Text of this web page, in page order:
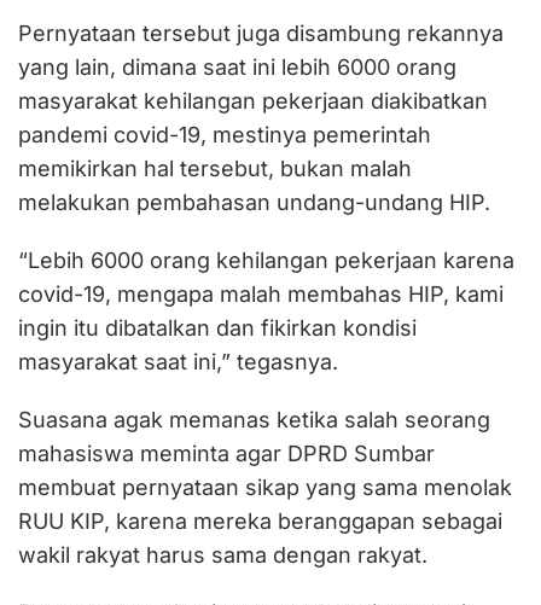
Pernyataan tersebut juga disambung rekannya
yang lain, dimana saat ini lebih 6000 orang
masyarakat kehilangan pekerjaan diakibatkan
pandemi covid-19, mestinya pemerintah
memikirkan hal tersebut, bukan malah
melakukan pembahasan undang-undang HIP.
“Lebih 6000 orang kehilangan pekerjaan karena
covid-19, mengapa malah membahas HIP, kami
ingin itu dibatalkan dan fikirkan kondisi
masyarakat saat ini,” tegasnya.
Suasana agak memanas ketika salah seorang
mahasiswa meminta agar DPRD Sumbar
membuat pernyataan sikap yang sama menolak
RUU KIP, karena mereka beranggapan sebagai
wakil rakyat harus sama dengan rakyat.